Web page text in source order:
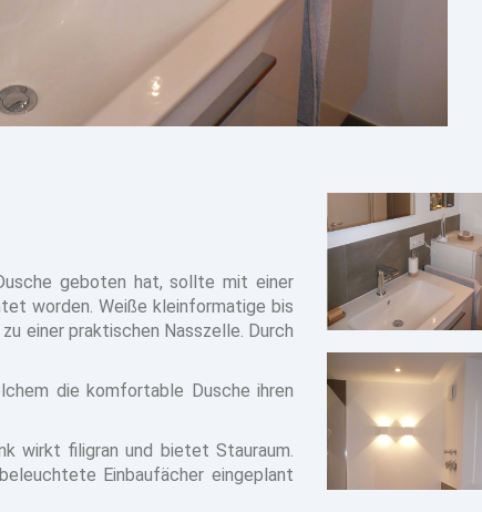
geboten hat, sollte mit einer
worden. Weiße kleinformatige bis
einer praktischen Nasszelle. Durch
die komfortable Dusche ihren
wirkt filigran und bietet Stauraum.
Einbaufächer eingeplant